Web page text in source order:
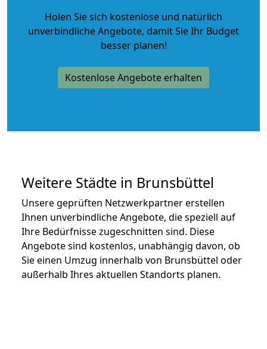
Holen Sie sich kostenlose und natürlich
unverbindliche Angebote, damit Sie Ihr Budget
besser planen!
Kostenlose Angebote erhalten
Weitere Städte in Brunsbüttel
Unsere geprüften Netzwerkpartner erstellen
Ihnen unverbindliche Angebote, die speziell auf
Ihre Bedürfnisse zugeschnitten sind. Diese
Angebote sind kostenlos, unabhängig davon, ob
Sie einen Umzug innerhalb von Brunsbüttel oder
außerhalb Ihres aktuellen Standorts planen.